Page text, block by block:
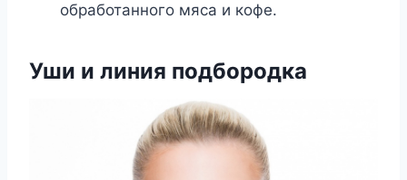
обработанного мяса и кофе.
Уши и линия подбородка